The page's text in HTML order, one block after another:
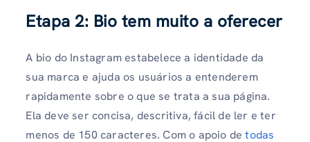
Etapa 2: Bio tem muito a oferecer
A bio do Instagram estabelece a identidade da
sua marca e ajuda os usuários a entenderem
rapidamente sobre o que se trata a sua página.
Ela deve ser concisa, descritiva, fácil de ler e ter
menos de 150 caracteres. Com o apoio de todas